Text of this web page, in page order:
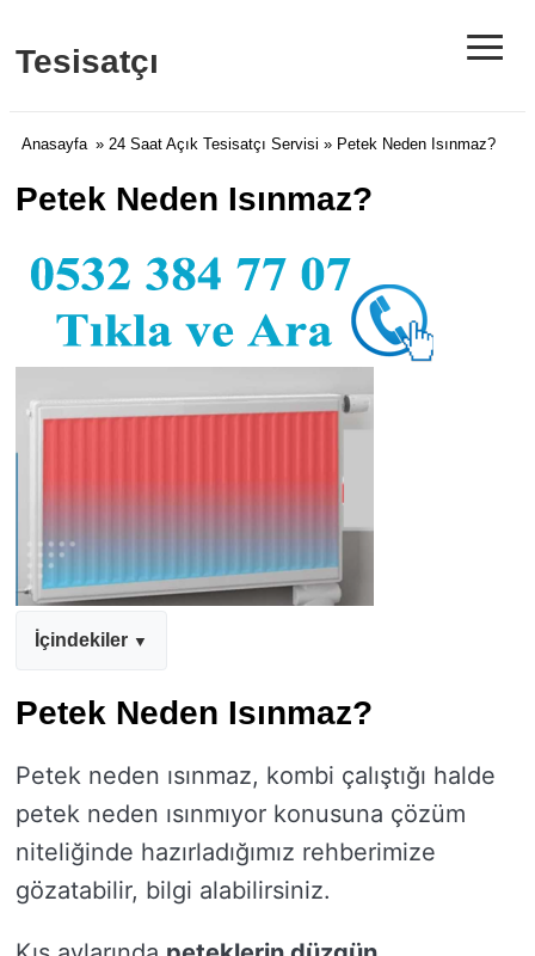
Tesisatçı ≡
Anasayfa » 24 Saat Açık Tesisatçı Servisi » Petek Neden Isınmaz?
Petek Neden Isınmaz?
İçindekiler
Petek Neden Isınmaz?
Petek neden ısınmaz, kombi çalıştığı halde
petek neden ısınmıyor konusuna çözüm
niteliğinde hazırladığımız rehberimize
gözatabilir, bilgi alabilirsiniz.